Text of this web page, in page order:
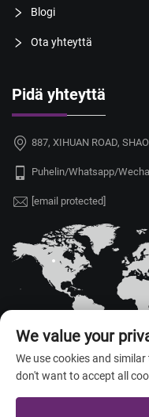
Blogi
Ota yhteyttä
Pidä yhteyttä
887, XIHUAN ROAD,
Puhelin/Whatsapp/
[email protected]
oikeudet
We value your
We use cookies and
don't want to accept all